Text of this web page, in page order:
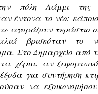
πόλη Λάμμι της
έντονα το νέο:
αγοράζουν τεράστιο
βρισκόταν το
Στο Δημαρχείο από
τα χέρια: αν
έξοδα για συντήρηση
να